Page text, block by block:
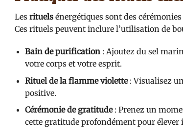
Les rituels énergétiques sont des
Ces rituels peuvent inclure l’utilisation de
Bain de purification: Ajoutez du sel
votre corps et votre esprit.
Rituel de la flamme violette: Visualisez
positive.
Cérémonie de gratitude: Prenez un
cette gratitude profondément pour